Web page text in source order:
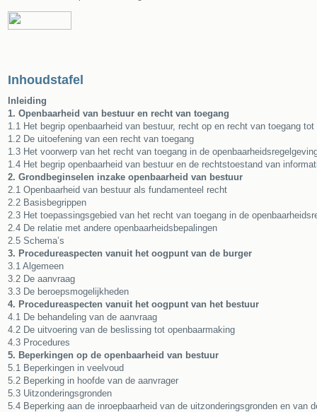
Inhoudstafel
Inleiding
1. Openbaarheid van bestuur en recht van toegang
1.1 Het begrip openbaarheid van bestuur, recht op en recht van toegang
1.2 De uitoefening van een recht van toegang
1.3 Het voorwerp van het recht van toegang in de
1.4 Het begrip openbaarheid van bestuur en de rechtstoestand van
2. Grondbeginselen inzake openbaarheid van bestuur
2.1 Openbaarheid van bestuur als fundamenteel recht
2.2 Basisbegrippen
2.3 Het toepassingsgebied van het recht van toegang in de
2.4 De relatie met andere openbaarheidsbepalingen
2.5 Schema’s
3. Procedureaspecten vanuit het oogpunt van de burger
3.1 Algemeen
3.2 De aanvraag
3.3 De beroepsmogelijkheden
4. Procedureaspecten vanuit het oogpunt van het bestuur
4.1 De behandeling van de aanvraag
4.2 De uitvoering van de beslissing tot openbaarmaking
4.3 Procedures
5. Beperkingen op de openbaarheid van bestuur
5.1 Beperkingen in veelvoud
5.2 Beperking in hoofde van de aanvrager
5.3 Uitzonderingsgronden
5.4 Beperking aan de inroepbaarheid van de uitzonderingsgronden en van